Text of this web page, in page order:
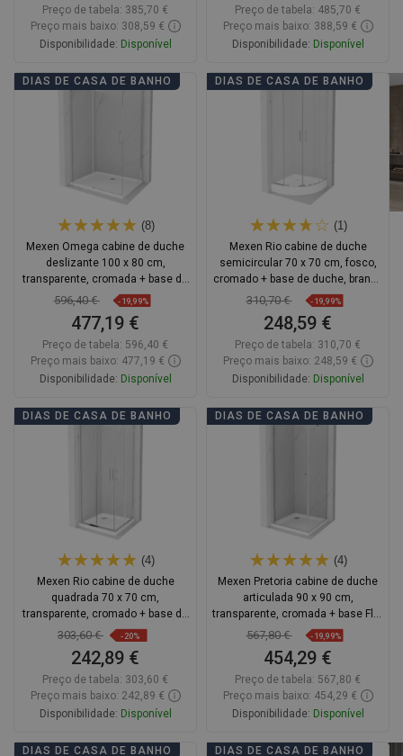
Preço de tabela: 385,70 €
Preço mais baixo: 308,59 €
Disponibilidade: Disponível
Adicionar
Preço de tabela: 485,70 €
Preço mais baixo: 388,59 €
Disponibilidade: Disponível
Adicionar
DIAS DE CASA DE BANHO
(8)
Mexen Omega cabine de duche
deslizante 100 x 80 cm,
transparente, cromada + base de
duche Flat - 825-100-080-01-00-
596,40 € -19,99%
477,19 €
Preço de tabela: 596,40 €
Preço mais baixo: 477,19 €
Disponibilidade: Disponível
Adicionar
DIAS DE CASA DE BANHO
(1)
Mexen Rio cabine de duche
semicircular 70 x 70 cm, fosco,
cromado + base de duche, branco
- 863-070-070-01-30-4710
310,70 € -19,99%
248,59 €
Preço de tabela: 310,70 €
Preço mais baixo: 248,59 €
Disponibilidade: Disponível
Adicionar
DIAS DE CASA DE BANHO
(4)
Mexen Rio cabine de duche
quadrada 70 x 70 cm,
transparente, cromado + base de
duche Flat, branco - 860-070-070-
303,60 € -20%
242,89 €
Preço de tabela: 303,60 €
Preço mais baixo: 242,89 €
Disponibilidade: Disponível
Adicionar
DIAS DE CASA DE BANHO
(4)
Mexen Pretoria cabine de duche
articulada 90 x 90 cm,
transparente, cromada + base Flat
- 852-090-090-01-00-4010
567,80 € -19,99%
454,29 €
Preço de tabela: 567,80 €
Preço mais baixo: 454,29 €
Disponibilidade: Disponível
Adicionar
DIAS DE CASA DE BANHO DIAS DE CASA DE BANHO